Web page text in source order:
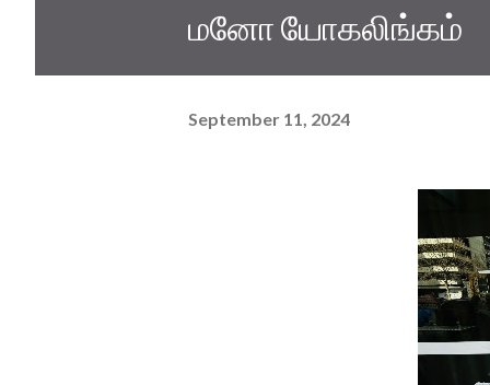
மனோ யோகலிங்கம்
September 11, 2024